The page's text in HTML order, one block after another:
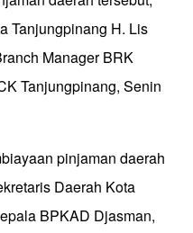
Tanjungpinang H. Lis
Manager BRK
Tanjungpinang, Senin
pinjaman daerah
Daerah Kota
BPKAD Djasman,